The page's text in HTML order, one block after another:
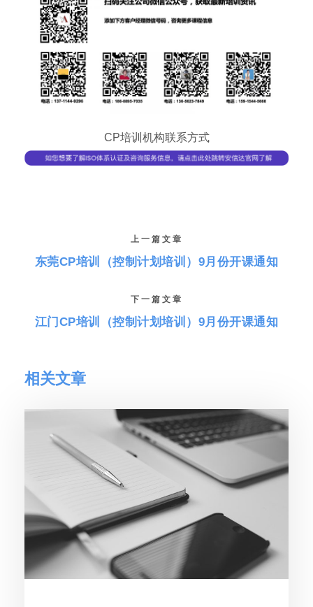
CP培训机构联系方式
上一篇文章
东莞CP培训（控制计划培训）9月份开课通知
下一篇文章
江门CP培训（控制计划培训）9月份开课通知
相关文章